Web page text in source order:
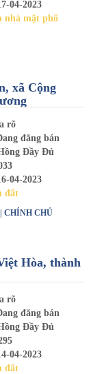
04-2023
nhà mặt phố
xã Cộng
rõ
đăng bán
Đầy Đủ
04-2023
đất
| CHÍNH CHỦ
Hòa, thành
rõ
đăng bán
Đầy Đủ
04-2023
đất